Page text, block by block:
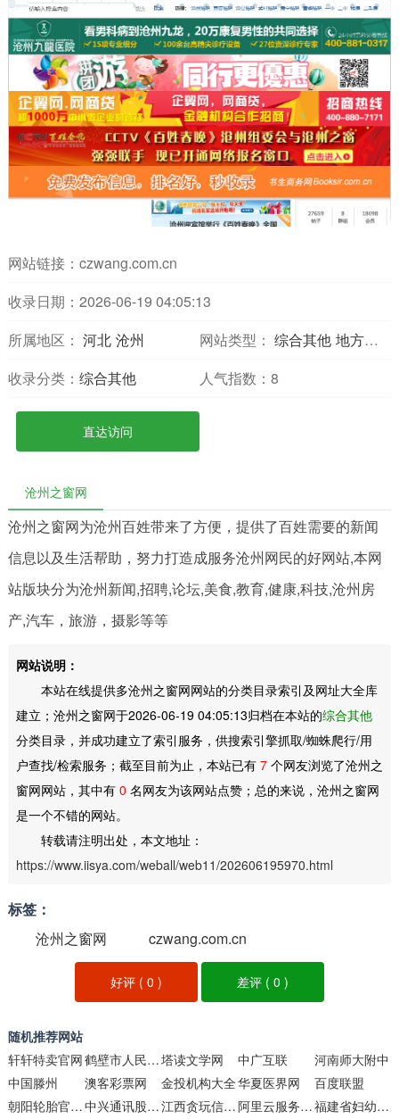
网站链接： czwang.com.cn
收录日期：2026-06-19 04:05:13
所属地区： 河北 沧州 网站类型： 综合其他 地方网站
收录分类： 综合其他 人气指数： 8
直达访问
沧州之窗网
沧州之窗网为沧州百姓带来了方便，提供了百姓需要的新闻
信息以及生活帮助，努力打造成服务沧州网民的好网站,本网
站版块分为沧州新闻,招聘,论坛,美食,教育,健康,科技,沧州房
产,汽车，旅游，摄影等等
网站说明：
本站在线提供多沧州之窗网网站的分类目录索引及网址大全库
建立；沧州之窗网于2026-06-19 04:05:13归档在本站的综合其他
分类目录，并成功建立了索引服务，供搜索引擎抓取/蜘蛛爬行/用
户查找/检索服务；截至目前为止，本站已有 7个网友浏览了沧州之
窗网网站，其中有 0 名网友为该网站点赞；总的来说，沧州之窗网
是一个不错的网站。
转载请注明出处，本文地址：
https://www.iisya.com/weball/web11/202606195970.html
标签：
沧州之窗网
czwang.com.cn
好评 (0 ) 差评 ( 0 )
随机推荐网站
轩轩特卖官网
鹤壁市人民政府网站塔读文学网 中广互联
河南师大附中
中国滕州
澳客彩票网 金投机构大全华夏医界网
百度联盟
朝阳轮胎官方网站
中兴通讯股份有限公司 江西贪玩信息技术 阿里云服务器新购、复购、升级优惠活动推荐
福建省妇幼保健院